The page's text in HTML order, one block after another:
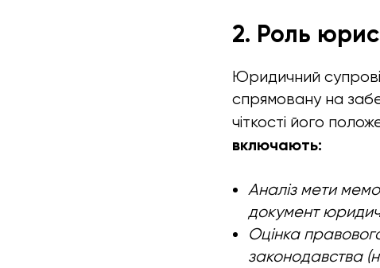
2. Роль
Юридичний
спрямовану на
чіткості його
включають:
Аналіз мети
документ
Оцінка
законодавства